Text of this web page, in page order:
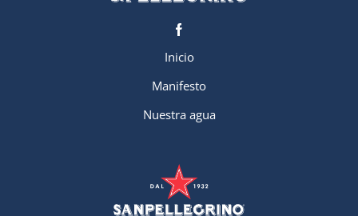
Inicio
Manifesto
Nuestra agua